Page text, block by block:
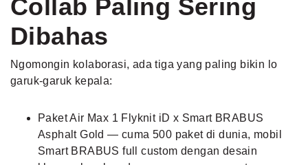
Collab Paling Sering
Dibahas
Ngomongin kolaborasi, ada tiga yang paling bikin lo
garuk-garuk kepala:
Paket Air Max 1 Flyknit iD x Smart BRABUS
Asphalt Gold — cuma 500 paket di dunia, mobil
Smart BRABUS full custom dengan desain